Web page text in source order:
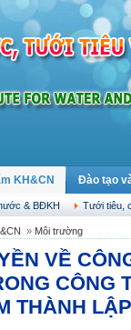
KH&CN Đào tạo
& BĐKH Tưới tiêu,
» Môi trường
VỀ
CÔNG
THÀNH